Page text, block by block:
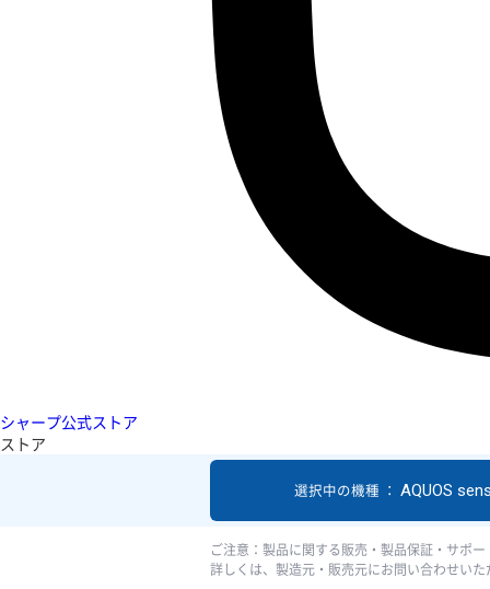
シャープ公式ストア
ストア
選択中の機種 ： AQUOS
ご注意：製品に関する販売・製品保証・サポ
詳しくは、製造元・販売元にお問い合わせいた